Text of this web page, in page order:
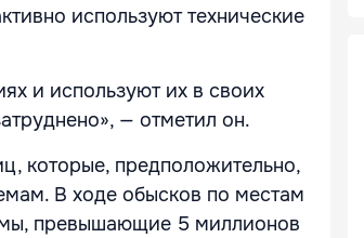
используют технические
и используют их в своих
— отметил он.
которые, предположительно,
В ходе обысков по местам
превышающие 5 миллионов